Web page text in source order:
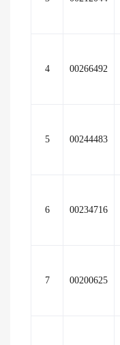
4 00266492
5 00244483
6 00234716
7 00200625